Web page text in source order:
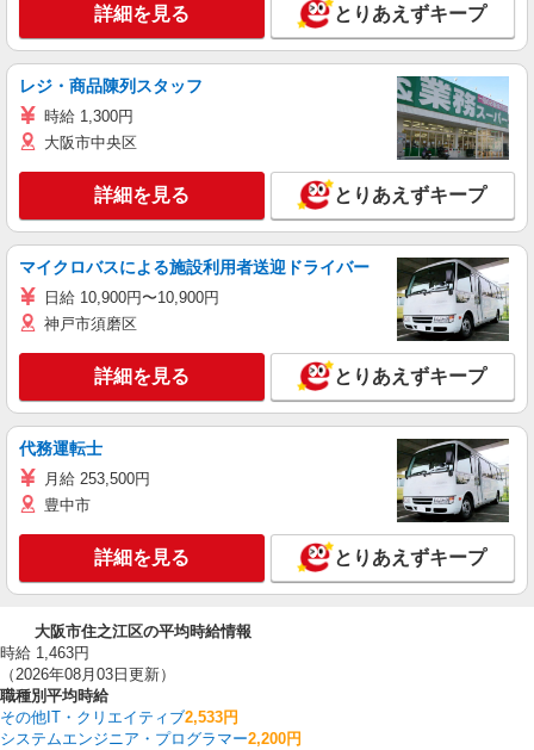
詳細を見る とりあえずキープ
レジ・商品陳列スタッフ
時給 1,300円
大阪市中央区
詳細を見る とりあえずキープ
マイクロバスによる施設利用者送迎ドライバー
日給 10,900円〜10,900円
神戸市須磨区
詳細を見る とりあえずキープ
代務運転士
月給 253,500円
豊中市
詳細を見る とりあえずキープ
大阪市住之江区の平均時給情報
時給 1,463円
（2026年08月03日更新）
職種別平均時給
その他IT・クリエイティブ2,533円
システムエンジニア・プログラマー2,200円